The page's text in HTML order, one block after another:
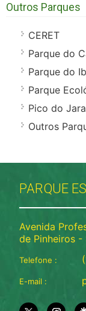
Outros Parques
CERET
Parque do
Parque do
Parque
Pico do
Outros
PARQUE
Avenida
de Pinheiros -
Telefone :
E-mail :